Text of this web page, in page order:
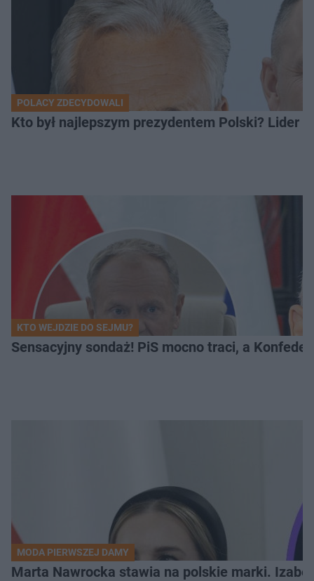
POLACY ZDECYDOWALI
Kto był najlepszym prezydentem Polski? Lider
KTO WEJDZIE DO SEJMU?
Sensacyjny sondaż! PiS mocno traci, a
MODA PIERWSZEJ DAMY
Marta Nawrocka stawia na polskie marki.